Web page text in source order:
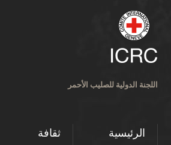
اللجنة الدولية للصليب الأحمر
الرئيسية ثقافة